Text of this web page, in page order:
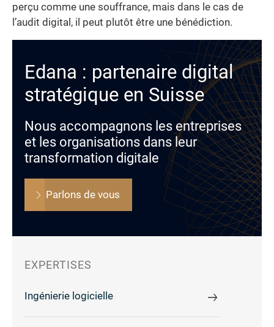
perçu comme une souffrance, mais dans le cas de
l’audit digital, il peut plutôt être une bénédiction.
Edana : partenaire digital
stratégique en Suisse
Nous accompagnons les entreprises
et les organisations dans leur
transformation digitale
Parlons de vous
EXPERTISES
Ingénierie logicielle